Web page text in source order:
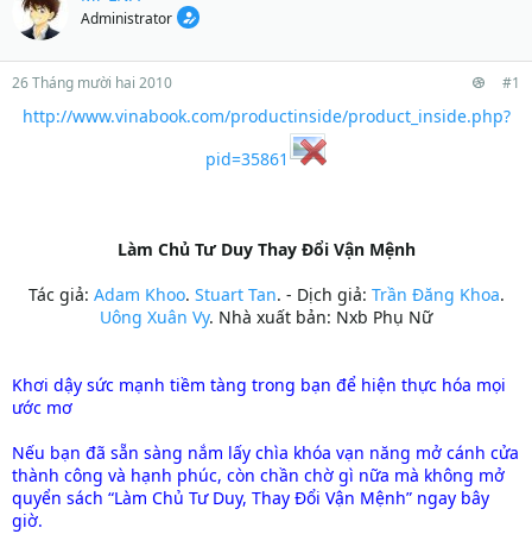
Administrator
26 Tháng mười hai 2010 #1
http://www.vinabook.com/productinside/product_inside.php?
pid=35861
Làm Chủ Tư Duy Thay Đổi Vận Mệnh
Tác giả: Adam Khoo. Stuart Tan. - Dịch giả: Trần Đăng Khoa.
Uông Xuân Vy. Nhà xuất bản: Nxb Phụ Nữ
Khơi dậy sức mạnh tiềm tàng trong bạn để hiện thực hóa mọi
ước mơ
Nếu bạn đã sẵn sàng nắm lấy chìa khóa vạn năng mở cánh cửa
thành công và hạnh phúc, còn chần chờ gì nữa mà không mở
quyển sách “Làm Chủ Tư Duy, Thay Đổi Vận Mệnh” ngay bây
giờ.